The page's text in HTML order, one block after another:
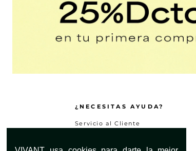
¿NECESITAS AYUDA?
Servicio al Cliente